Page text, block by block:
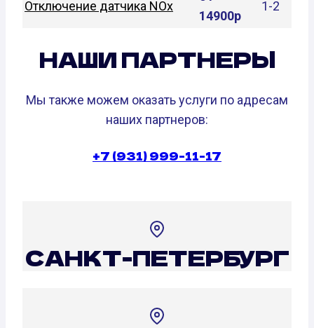
Отключение датчика NOx
14900р
1-2
НАШИ ПАРТНЕРЫ
Мы также можем оказать услуги по адресам
наших партнеров:
+7 (931) 999-11-17
САНКТ-ПЕТЕРБУРГ